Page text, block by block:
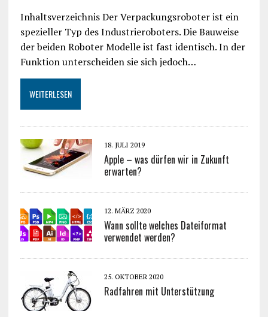
Inhaltsverzeichnis Der Verpackungsroboter ist ein
spezieller Typ des Industrieroboters. Die Bauweise
der beiden Roboter Modelle ist fast identisch. In der
Funktion unterscheiden sie sich jedoch…
WEITERLESEN
18. JULI 2019
Apple – was dürfen wir in Zukunft
erwarten?
12. MÄRZ 2020
Wann sollte welches Dateiformat
verwendet werden?
25. OKTOBER 2020
Radfahren mit Unterstützung